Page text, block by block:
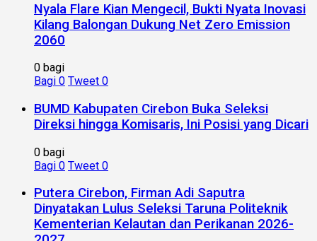
Nyala Flare Kian Mengecil, Bukti Nyata Inovasi
Kilang Balongan Dukung Net Zero Emission
2060
0 bagi
Bagi 0 Tweet 0
BUMD Kabupaten Cirebon Buka Seleksi
Direksi hingga Komisaris, Ini Posisi yang Dicari
0 bagi
Bagi 0 Tweet 0
Putera Cirebon, Firman Adi Saputra
Dinyatakan Lulus Seleksi Taruna Politeknik
Kementerian Kelautan dan Perikanan 2026-